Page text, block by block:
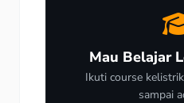
Mau Belajar
Ikuti course
sampai